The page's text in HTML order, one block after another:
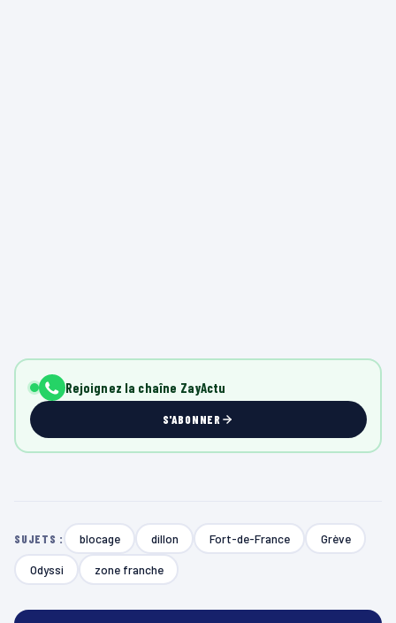
Rejoignez la chaîne ZayActu
S'ABONNER
SUJETS : blocage dillon Fort-de-France Grève
Odyssi zone franche